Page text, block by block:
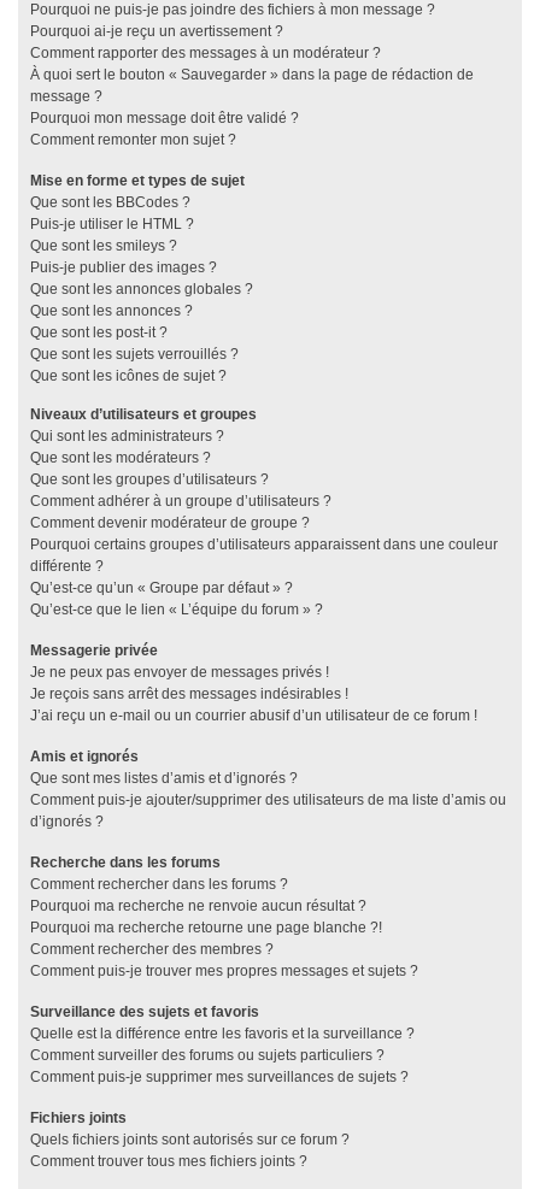
Pourquoi ne puis-je pas joindre des fichiers à mon message ?
Pourquoi ai-je reçu un avertissement ?
Comment rapporter des messages à un modérateur ?
À quoi sert le bouton « Sauvegarder » dans la page de rédaction de
message ?
Pourquoi mon message doit être validé ?
Comment remonter mon sujet ?
Mise en forme et types de sujet
Que sont les BBCodes ?
Puis-je utiliser le HTML ?
Que sont les smileys ?
Puis-je publier des images ?
Que sont les annonces globales ?
Que sont les annonces ?
Que sont les post-it ?
Que sont les sujets verrouillés ?
Que sont les icônes de sujet ?
Niveaux d’utilisateurs et groupes
Qui sont les administrateurs ?
Que sont les modérateurs ?
Que sont les groupes d’utilisateurs ?
Comment adhérer à un groupe d’utilisateurs ?
Comment devenir modérateur de groupe ?
Pourquoi certains groupes d’utilisateurs apparaissent dans une couleur
différente ?
Qu’est-ce qu’un « Groupe par défaut » ?
Qu’est-ce que le lien « L’équipe du forum » ?
Messagerie privée
Je ne peux pas envoyer de messages privés !
Je reçois sans arrêt des messages indésirables !
J’ai reçu un e-mail ou un courrier abusif d’un utilisateur de ce forum !
Amis et ignorés
Que sont mes listes d’amis et d’ignorés ?
Comment puis-je ajouter/supprimer des utilisateurs de ma liste d’amis ou
d’ignorés ?
Recherche dans les forums
Comment rechercher dans les forums ?
Pourquoi ma recherche ne renvoie aucun résultat ?
Pourquoi ma recherche retourne une page blanche ?!
Comment rechercher des membres ?
Comment puis-je trouver mes propres messages et sujets ?
Surveillance des sujets et favoris
Quelle est la différence entre les favoris et la surveillance ?
Comment surveiller des forums ou sujets particuliers ?
Comment puis-je supprimer mes surveillances de sujets ?
Fichiers joints
Quels fichiers joints sont autorisés sur ce forum ?
Comment trouver tous mes fichiers joints ?